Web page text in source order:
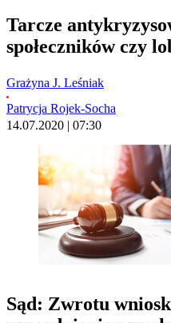
Tarcze
społeczników czy
Grażyna J. Leśniak
Patrycja Rojek-Socha
14.07.2020 | 07:30
Sąd: Zwrotu